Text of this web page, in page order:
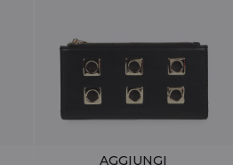
AGGIUNGI